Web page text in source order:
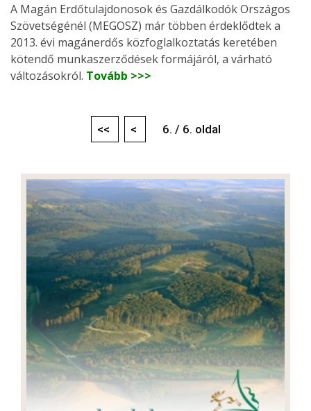
A Magán Erdőtulajdonosok és Gazdálkodók Országos
Szövetségénél (MEGOSZ) már többen érdeklődtek a
2013. évi magánerdős közfoglalkoztatás keretében
kötendő munkaszerződések formájáról, a várható
változásokról. Tovább >>>
<< < 6. / 6. oldal